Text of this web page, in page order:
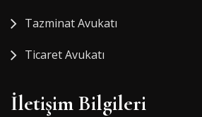
Tazminat Avukatı
Ticaret Avukatı
İletişim Bilgileri